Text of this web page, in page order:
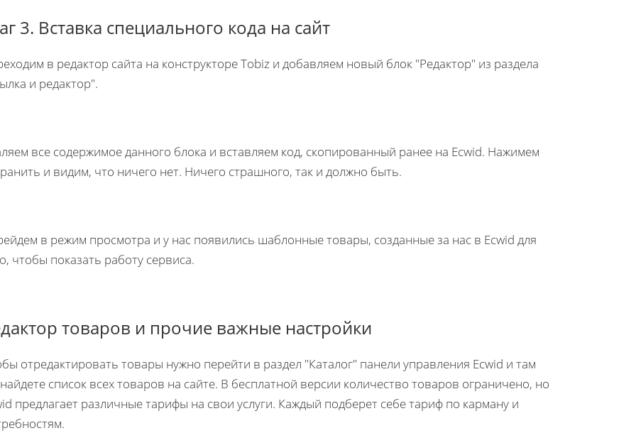
3. Вставка специального кода на сайт
в редактор сайта на конструкторе Tobiz и добавляем новый блок "Редактор" из раздела
и редактор".
все содержимое данного блока и вставляем код, скопированный ранее на Ecwid. Нажимем
и видим, что ничего нет. Ничего страшного, так и должно быть.
в режим просмотра и у нас появились шаблонные товары, созданные за нас в Ecwid для
чтобы показать работу сервиса.
товаров и прочие важные настройки
отредактировать товары нужно перейти в раздел "Каталог" панели управления Ecwid и там
список всех товаров на сайте. В бесплатной версии количество товаров ограничено, но
предлагает различные тарифы на свои услуги. Каждый подберет себе тариф по карману и